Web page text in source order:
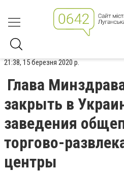
21:38, 15 березня 2020 р.
Глава
закрыть в
заведения
торгово-
центры